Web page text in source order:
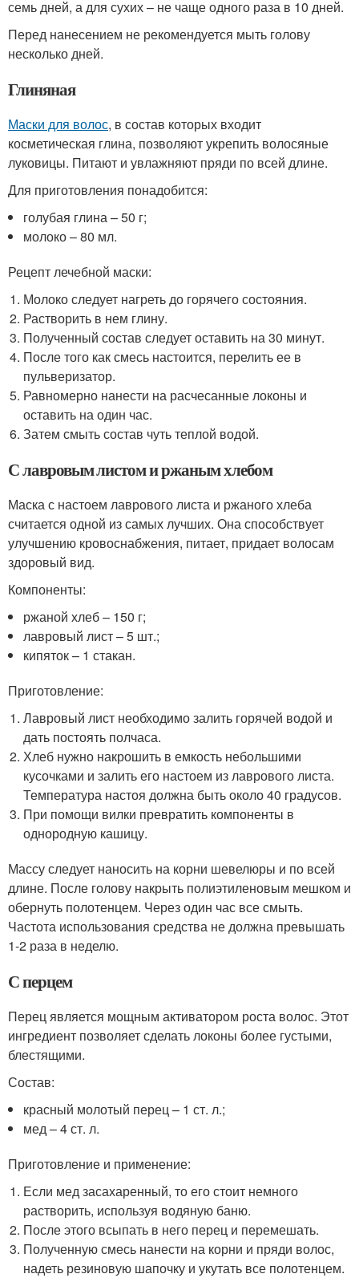
семь дней, а для сухих – не чаще одного раза в 10 дней.
Перед нанесением не рекомендуется мыть голову
несколько дней.
Глиняная
Маски для волос, в состав которых входит
косметическая глина, позволяют укрепить волосяные
луковицы. Питают и увлажняют пряди по всей длине.
Для приготовления понадобится:
голубая глина – 50 г;
молоко – 80 мл.
Рецепт лечебной маски:
Молоко следует нагреть до горячего состояния.
Растворить в нем глину.
Полученный состав следует оставить на 30 минут.
После того как смесь настоится, перелить ее в
пульверизатор.
Равномерно нанести на расчесанные локоны и
оставить на один час.
Затем смыть состав чуть теплой водой.
С лавровым листом и ржаным хлебом
Маска с настоем лаврового листа и ржаного хлеба
считается одной из самых лучших. Она способствует
улучшению кровоснабжения, питает, придает волосам
здоровый вид.
Компоненты:
ржаной хлеб – 150 г;
лавровый лист – 5 шт.;
кипяток – 1 стакан.
Приготовление:
Лавровый лист необходимо залить горячей водой и
дать постоять полчаса.
Хлеб нужно накрошить в емкость небольшими
кусочками и залить его настоем из лаврового листа.
Температура настоя должна быть около 40 градусов.
При помощи вилки превратить компоненты в
однородную кашицу.
Массу следует наносить на корни шевелюры и по всей
длине. После голову накрыть полиэтиленовым мешком и
обернуть полотенцем. Через один час все смыть.
Частота использования средства не должна превышать
1-2 раза в неделю.
С перцем
Перец является мощным активатором роста волос. Этот
ингредиент позволяет сделать локоны более густыми,
блестящими.
Состав:
красный молотый перец – 1 ст. л.;
мед – 4 ст. л.
Приготовление и применение:
Если мед засахаренный, то его стоит немного
растворить, используя водяную баню.
После этого всыпать в него перец и перемешать.
Полученную смесь нанести на корни и пряди волос,
надеть резиновую шапочку и укутать все полотенцем.